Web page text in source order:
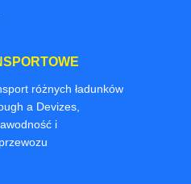
różnych ładunków
a Devizes,
i